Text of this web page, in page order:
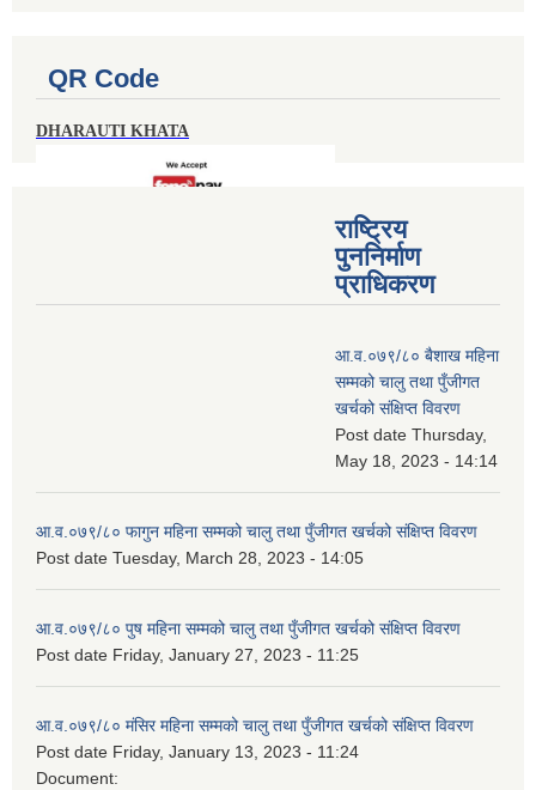
QR Code
DHARAUTI KHATA
राष्ट्रिय
पुननिर्माण
प्राधिकरण
आ.व.०७९/८० बैशाख महिना
सम्मको चालु तथा पुँजीगत
खर्चको संक्षिप्त विवरण
Post date Thursday,
May 18, 2023 - 14:14
आ.व.०७९/८० फागुन महिना सम्मको चालु तथा पुँजीगत खर्चको संक्षिप्त विवरण
Post date Tuesday, March 28, 2023 - 14:05
आ.व.०७९/८० पुष महिना सम्मको चालु तथा पुँजीगत खर्चको संक्षिप्त विवरण
Post date Friday, January 27, 2023 - 11:25
आ.व.०७९/८० मंसिर महिना सम्मको चालु तथा पुँजीगत खर्चको संक्षिप्त विवरण
Post date Friday, January 13, 2023 - 11:24
Document: